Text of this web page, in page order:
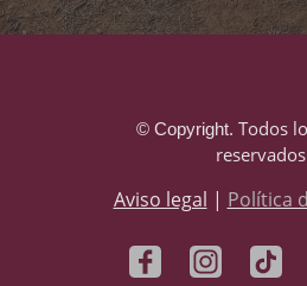
© Copyright. Todos
Aviso legal | Política